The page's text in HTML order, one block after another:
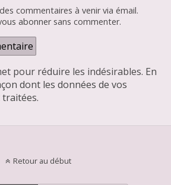
commentaires à venir via émail.
abonnersans commenter.
pour réduire les indésirables. En
dont les données de vos
.
Retour au début